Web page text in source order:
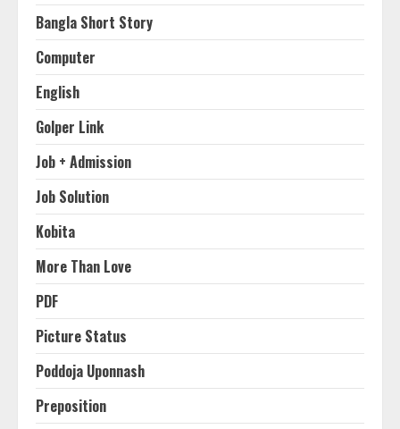
Bangla Short Story
Computer
English
Golper Link
Job + Admission
Job Solution
Kobita
More Than Love
PDF
Picture Status
Poddoja Uponnash
Preposition